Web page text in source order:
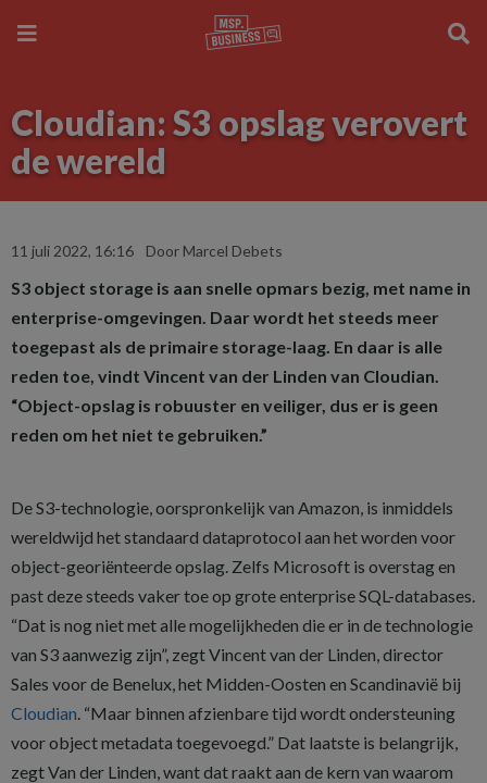
Cloudian: S3 opslag verovert
de wereld
11 juli 2022, 16:16 Door Marcel Debets
S3 object storage is aan snelle opmars bezig, met name in
enterprise-omgevingen. Daar wordt het steeds meer
toegepast als de primaire storage-laag. En daar is alle
reden toe, vindt Vincent van der Linden van Cloudian.
“Object-opslag is robuuster en veiliger, dus er is geen
reden om het niet te gebruiken.”
De S3-technologie, oorspronkelijk van Amazon, is inmiddels
wereldwijd het standaard dataprotocol aan het worden voor
object-georiënteerde opslag. Zelfs Microsoft is overstag en
past deze steeds vaker toe op grote enterprise SQL-databases.
“Dat is nog niet met alle mogelijkheden die er in de technologie
van S3 aanwezig zijn”, zegt Vincent van der Linden, director
Sales voor de Benelux, het Midden-Oosten en Scandinavië bij
Cloudian. “Maar binnen afzienbare tijd wordt ondersteuning
voor object metadata toegevoegd.” Dat laatste is belangrijk,
zegt Van der Linden, want dat raakt aan de kern van waarom